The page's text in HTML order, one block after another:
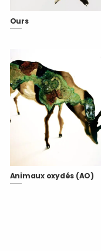
Ours
Animaux oxydés (AO)